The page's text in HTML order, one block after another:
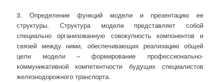
3. Определение функций модели и презентацию ее
структуры. Структура модели представляет собой
специально организованную совокупность компонентов и
связей между ними, обеспечивающих реализацию общей
цели модели – формирование профессионально-
коммуникативной компетентности будущих специалистов
железнодорожного транспорта.